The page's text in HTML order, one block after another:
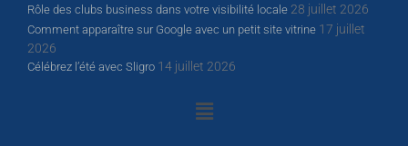
Rôle des clubs business dans votre visibilité locale 28 juillet 2026
Comment apparaître sur Google avec un petit site vitrine 17 juillet
2026
Célébrez l’été avec Sligro 14 juillet 2026